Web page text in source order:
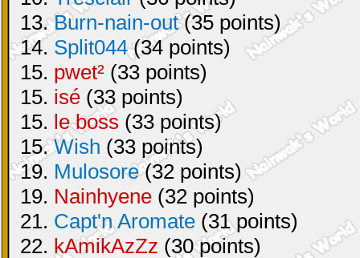
13.Burn-nain-out(35 points)
14. Split044(34 points)
15. pwet² (33 points)
15. isé (33 points)
15. le boss (33 points)
15.Wish (33 points)
19. Mulosore(32 points)
19. Nainhyene (32 points)
21. Capt'n Aromate (31 points)
22. kAmikAzZz (30 points)